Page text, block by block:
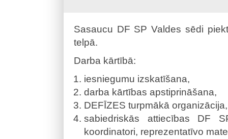
Sasaucu DF SP Valdes sēdi
telpā.
Darba kārtībā:
iesniegumu izskatīšana,
darba kārtības apstiprināšana,
DEFĪZES turpmākā organizācija,
sabiedriskās attiecības DF
koordinatori, reprezentatīvo